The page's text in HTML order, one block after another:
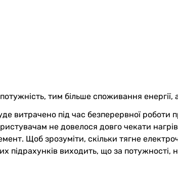
тим більше споживання енергії,
витрачено під час безперервної роботи
не довелося довго чекати
Щоб зрозуміти, скільки тягне
виходить, що за потужності,